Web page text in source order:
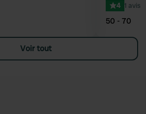
4 1 avis
50 - 70
Voir tout